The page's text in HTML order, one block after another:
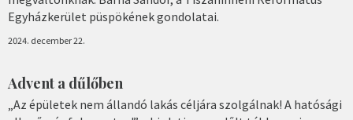
Egyházkerület püspökének gondolatai.
2024. december 22.
Advent a dűlőben
„Az épületek nem állandó lakás céljára szolgálnak! A hatósági